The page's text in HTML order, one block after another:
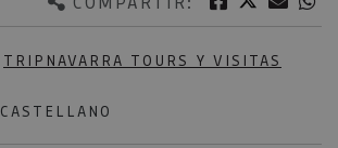
TRIPNAVARRA TOURS Y VISITAS
CASTELLANO